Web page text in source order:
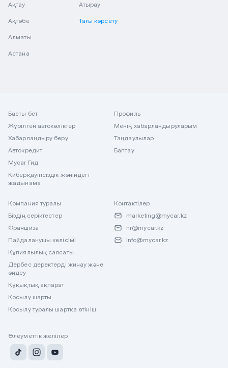
Ақтау
Ақтөбе
Алматы
Астана
Атырау
Тағы көрсету
Басты бет
Жүрілген автокөліктер
Хабарландыру беру
Автокредит
Mycar Гид
Киберқауіпсіздік жөніндегі
жадынама
Профиль
Менің хабарландыруларым
Таңдаулылар
Баптау
Компания туралы
Біздің серіктестер
Франшиза
Пайдаланушы келісімі
Құпиялылық саясаты
Дербес деректерді жинау және
өңдеу
Құқықтық ақпарат
Қосылу шарты
Қосылу туралы шартқа өтініш
Контактілер
marketing@mycar.kz
hr@mycar.kz
info@mycar.kz
Әлеуметтік желілер